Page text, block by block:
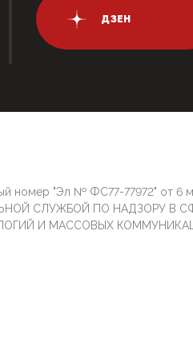
ДЗЕН
номер "Эл № ФС77-77972" от 6
СЛУЖБОЙ ПО НАДЗОРУ В
И МАССОВЫХ